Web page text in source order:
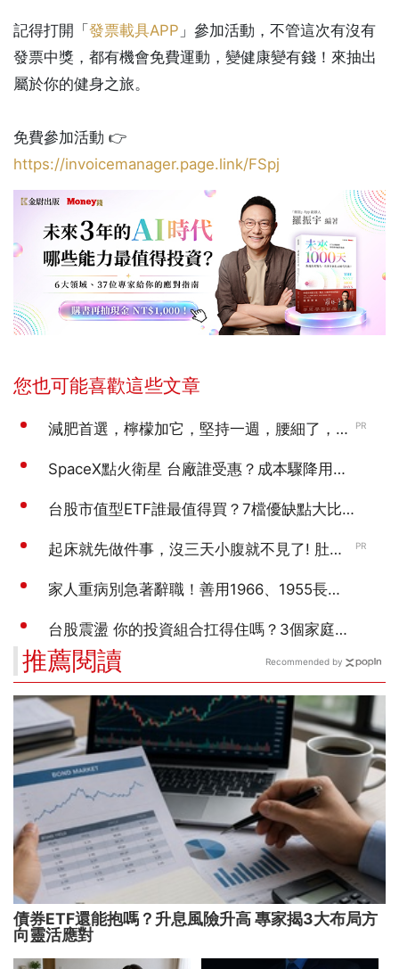
記得打開「 發票載具APP 」參加活動，不管這次有沒有
發票中獎，都有機會免費運動，變健康變有錢！來抽出
屬於你的健身之旅。
免費參加活動 👉
https://invoicemanager.page.link/FSpj
推薦閱讀
債券ETF還能抱嗎？升息風險升高 專家揭3大布局方
向靈活應對
Recommended by